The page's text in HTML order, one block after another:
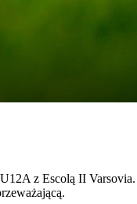
z Escolą II